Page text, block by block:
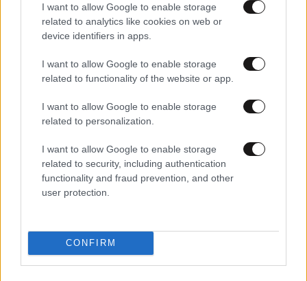
I want to allow Google to enable storage
related to analytics like cookies on web or
device identifiers in apps.
I want to allow Google to enable storage
related to functionality of the website or app.
I want to allow Google to enable storage
related to personalization.
I want to allow Google to enable storage
related to security, including authentication
functionality and fraud prevention, and other
user protection.
CONFIRM